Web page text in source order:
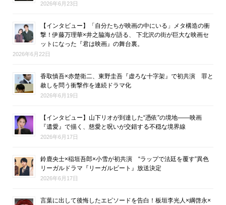
2026年6月23日
【インタビュー】「自分たちが映画の中にいる」メタ構造の衝
撃！伊藤万理華×井之脇海が語る、 下北沢の街が巨大な映画セ
ットになった『君は映画』の舞台裏。
2026年6月22日
香取慎吾×赤楚衛二、東野圭吾『虚ろな十字架』で初共演 罪と
赦しを問う衝撃作を連続ドラマ化
2026年6月19日
【インタビュー】山下リオが到達した“憑依”の境地――映画
『遺愛』で描く、慈愛と呪いが交錯する不穏な境界線
2026年6月17日
鈴鹿央士×稲垣吾郎×小雪が初共演 “ラップで法廷を覆す”異色
リーガルドラマ『リーガルビート』放送決定
2026年6月17日
言葉に出して後悔したエピソードを告白！板垣李光人×綱啓永×